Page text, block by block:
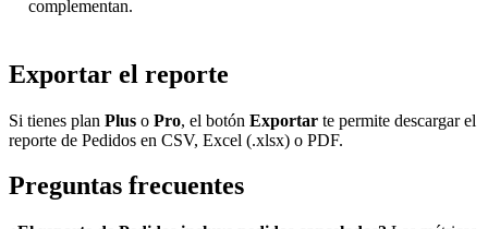
complementan.
Exportar el reporte
Si tienes plan Plus o Pro, el botón Exportar te permite descargar el
reporte de Pedidos en CSV, Excel (.xlsx) o PDF.
Preguntas frecuentes